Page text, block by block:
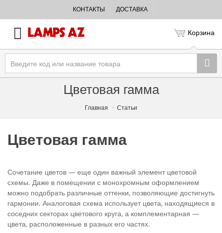
КОНТАКТЫ ДОСТАВКА
Корзина
Цветовая гамма
Главная Статьи
Цветовая гамма
Сочетание цветов — еще один важный элемент цветовой
схемы. Даже в помещении с монохромным оформлением
можно подобрать различные оттенки, позволяющие достигнуть
гармонии. Аналоговая схема использует цвета, находящиеся в
соседних секторах цветового круга, а комплементарная —
цвета, расположенные в разных его частях.